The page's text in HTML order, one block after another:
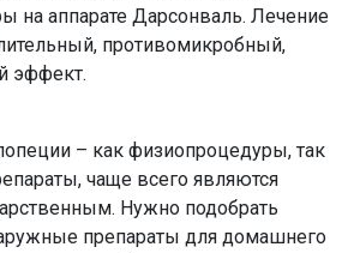
на аппарате Дарсонваль. Лечение
противомикробный,
эффект.
– как физиопроцедуры, так
чаще всего являются
Нужно подобрать
препараты для домашнего